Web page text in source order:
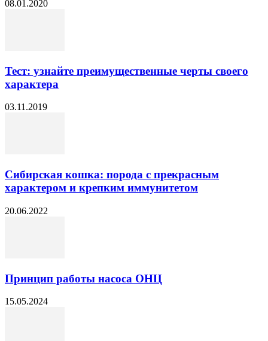
08.01.2020
Тест: узнайте преимущественные черты своего
характера
03.11.2019
Сибирская кошка: порода с прекрасным
характером и крепким иммунитетом
20.06.2022
Принцип работы насоса ОНЦ
15.05.2024